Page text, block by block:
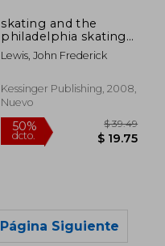
skating and the
philadelphia skating
club (1895) (en Inglés)
Lewis, John Frederick
Kessinger Publishing, 2008,
Nuevo
Página Siguiente